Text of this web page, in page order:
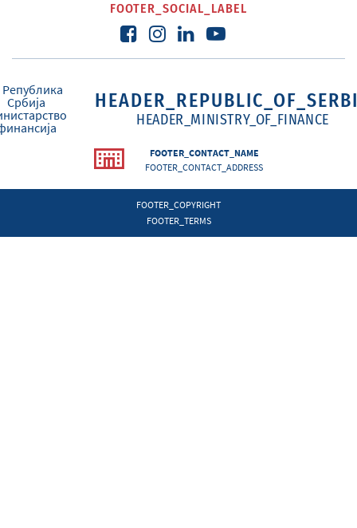
FOOTER_SOCIAL_LABEL
HEADER_MINISTRY_OF_FINANCE
FOOTER_CONTACT_NAME
FOOTER_CONTACT_ADDRESS
FOOTER_COPYRIGHT
FOOTER_TERMS